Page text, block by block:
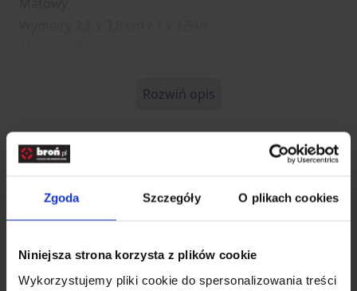
Zgoda Szczegóły O plikach cookies
Niniejsza strona korzysta z plików cookie
Wykorzystujemy pliki cookie do spersonalizowania treści
Rozwiń opis
Kod SKU
HE.OD-BLP-RB-01-M02
Producent